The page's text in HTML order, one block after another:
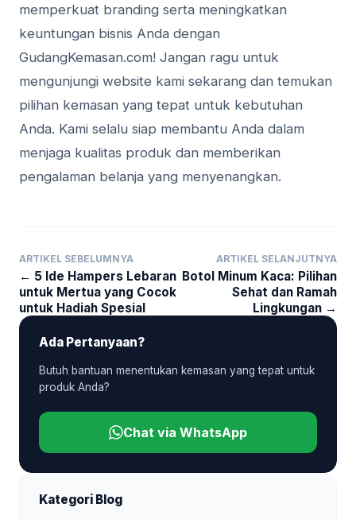
memperkuat branding serta meningkatkan
keuntungan bisnis Anda dengan
GudangKemasan.com! Jangan ragu untuk
mengunjungi website kami sekarang dan temukan
pilihan kemasan yang tepat untuk kebutuhan
Anda. Kami selalu siap membantu Anda dalam
menjaga kualitas produk dan memberikan
pengalaman belanja yang menyenangkan.
ARTIKEL SEBELUMNYA
← 5 Ide Hampers Lebaran
untuk Mertua yang Cocok
untuk Hadiah Spesial
ARTIKEL SELANJUTNYA
Botol Minum Kaca: Pilihan
Sehat dan Ramah
Lingkungan →
Ada Pertanyaan?
Butuh bantuan menentukan kemasan yang tepat untuk
produk Anda?
Chat via WhatsApp
Kategori Blog